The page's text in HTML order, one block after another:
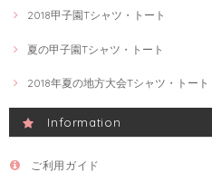
2018甲子園Tシャツ・トート
夏の甲子園Tシャツ・トート
2018年夏の地方大会Tシャツ・トート
Information
ご利用ガイド